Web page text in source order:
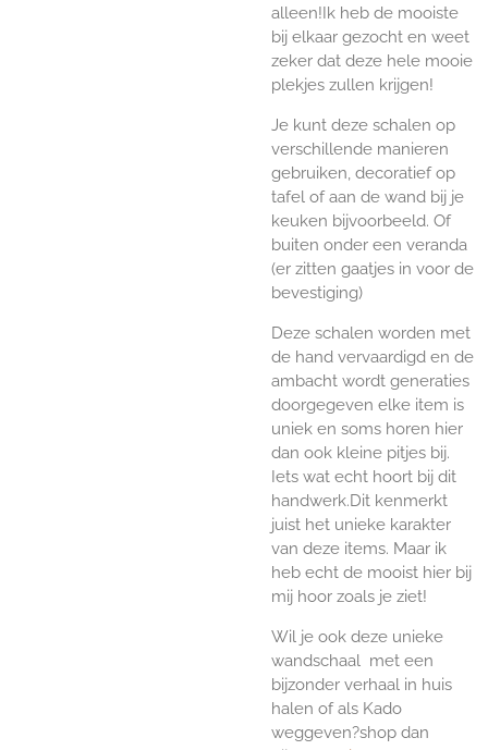
alleen!Ik heb de mooiste
bij elkaar gezocht en weet
zeker dat deze hele mooie
plekjes zullen krijgen!
Je kunt deze schalen op
verschillende manieren
gebruiken, decoratief op
tafel of aan de wand bij je
keuken bijvoorbeeld. Of
buiten onder een veranda
(er zitten gaatjes in voor de
bevestiging)
Deze schalen worden met
de hand vervaardigd en de
ambacht wordt generaties
doorgegeven elke item is
uniek en soms horen hier
dan ook kleine pitjes bij.
Iets wat echt hoort bij dit
handwerk.Dit kenmerkt
juist het unieke karakter
van deze items. Maar ik
heb echt de mooist hier bij
mij hoor zoals je ziet!
Wil je ook deze unieke
wandschaal met een
bijzonder verhaal in huis
halen of als Kado
weggeven?shop dan